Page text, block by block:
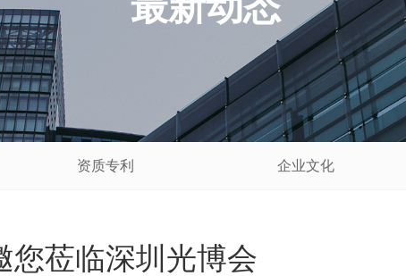
资质专利 企业文化
您莅临深圳光博会